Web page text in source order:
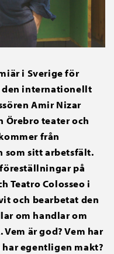
i Sverige för
den internationellt
Amir Nizar
Örebro teater och
från
som sitt arbetsfält.
på
Teatro Colosseo i
och bearbetat den
om handlar om
är god? Vem har
har egentligen makt?